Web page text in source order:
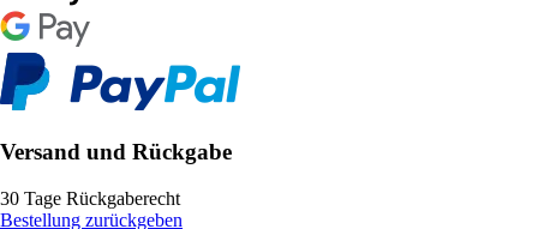
Versand und Rückgabe
30 Tage Rückgaberecht
Bestellung zurückgeben